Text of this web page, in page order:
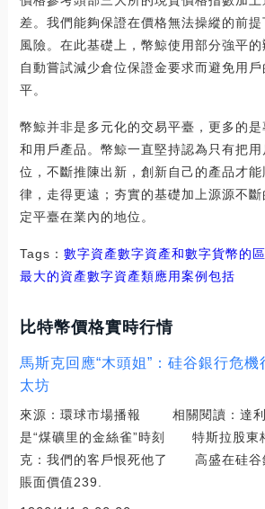
差。我們能夠保證在價格無法操縱的前
風險。在此基礎上，幣鯨使用部分強平
自動嘗試減少倉位保證金要求而避免用
平。
幣鯨并非是多元化的交易平臺，更多的
和用戶產品。幣鯨一直堅持認為只有把
位，不斷推陳出新，創新自己的產品才
律，走得更遠；夯實的基礎加上源源不
定平臺在業內的地位。
Tags： 數字資產數字資產和數字貨幣的區
最大的資產數字資產類應用案例包括
比特幣價格實時行情
馬斯克回應“木頭姐”：硅谷銀行危
太坊
來源：環球市場播報 相關閱讀：達利
是“煤礦里的金絲雀”時刻 特斯拉股東
克：我們的客戶恨死他了 高盛在硅谷
賬面價值239.